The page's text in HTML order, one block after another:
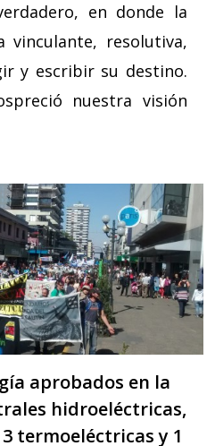
en donde la
vinculante, resolutiva,
y escribir su destino.
nuestra visión
aprobados en la
hidroeléctricas,
termoeléctricas y 1